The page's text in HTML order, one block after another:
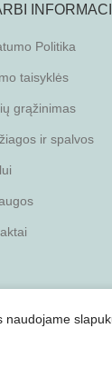
Politika
taisyklės
grąžinimas
ir spalvos